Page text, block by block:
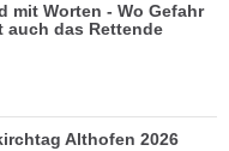
mit Worten - Wo Gefahr
auch das Rettende
Althofen 2026